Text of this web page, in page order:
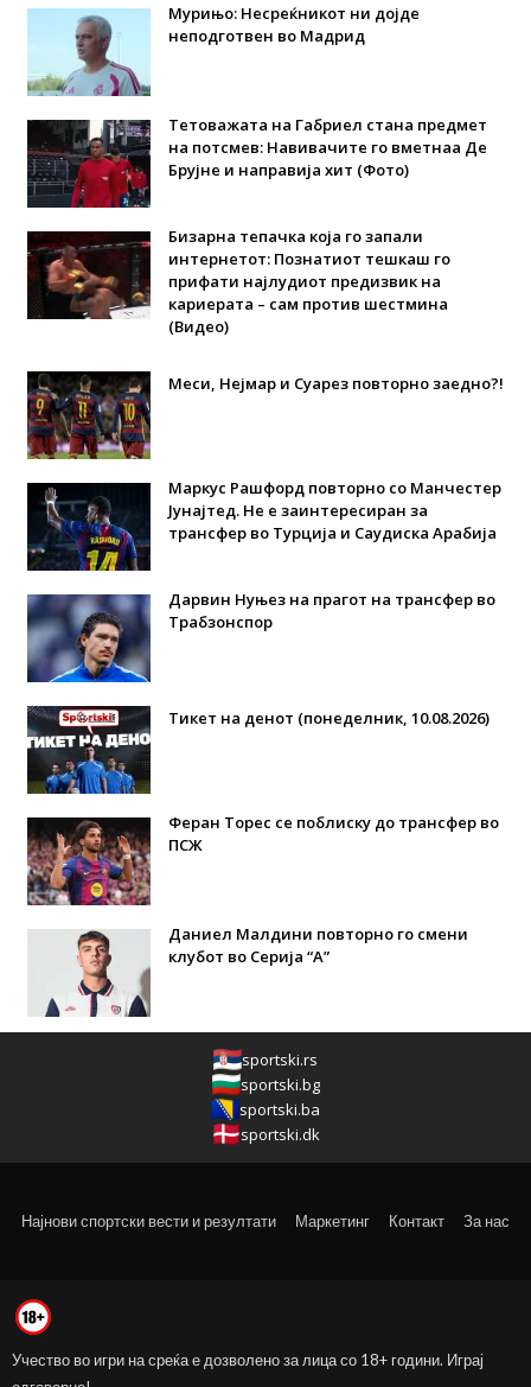
Мурињо: Несреќникот ни дојде
неподготвен во Мадрид
Тетоважата на Габриел стана предмет
на потсмев: Навивачите го вметнаа Де
Брујне и направија хит (Фото)
Бизарна тепачка која го запали
интернетот: Познатиот тешкаш го
прифати најлудиот предизвик на
кариерата – сам против шестмина
(Видео)
Меси, Нејмар и Суарез повторно заедно?!
Маркус Рашфорд повторно со Манчестер
Јунајтед. Не е заинтересиран за
трансфер во Турција и Саудиска Арабија
Дарвин Нуњез на прагот на трансфер во
Трабзонспор
Тикет на денот (понеделник, 10.08.2026)
Феран Торес се поблиску до трансфер во
ПСЖ
Даниел Малдини повторно го смени
клубот во Серија “А”
sportski.rs
sportski.bg
sportski.ba
sportski.dk
Најнови спортски вести и резултати Маркетинг Контакт За нас
Учество во игри на среќа е дозволено за лица со 18+ години. Играј